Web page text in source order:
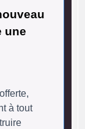
une
à tout